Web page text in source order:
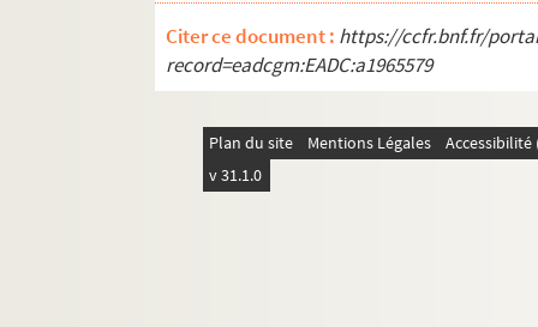
Citer ce document : https://ccfr.bnf.fr/
record=eadcgm:EADC:a1965579
Plan du site Mentions Légales
v 31.1.0